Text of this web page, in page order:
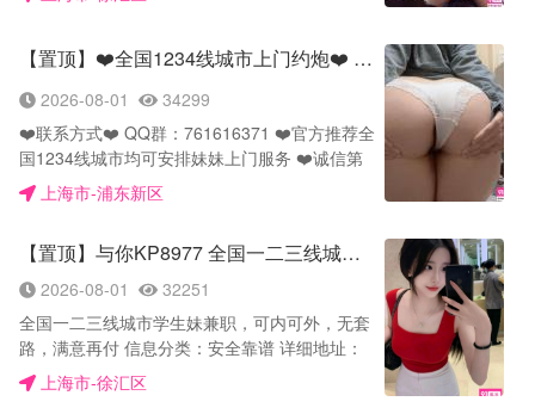
二刷，非常赞
用户放心约妹平台质检员已体验过照片无差服务
很棒！ ✅【客户反馈】：主打纯然少女粉胸马甲
线 蚂蚁腰酒杯腿 蜜桃臀，69式，一条龙，兼职
少女 极品天然脸极品身材，刚下海嫩妹.清纯美
少女.小清新.疯狂且又单纯的00后相信能给你不
一样的感觉.可爱的小萝莉；清纯漂亮，颜值高的
女学生；温婉体贴、高挑气质魅惑女人味 温柔姐
的女模特；各式女神，任您挑选，很少遇到这种
真实的，分享给各位狼友了，五星好评推荐🎆
厂妹. 少妇. 白领. 销售小姐. 00后. 教师. 御姐. 萝
莉. 资源丰富. 贴心挑选满意为止！ ✅【服务性
质】：图片与妹纸本人一模一样，货不对板 可免
费退换，诚信经营 玩过的都知道，很配合，好玩
水多多，很刺激，真诚约的添加联系，口嗨勿
扰！ ✅【服务项目】：鸳鸯浴，口交，足交，口
颜射，接吻，制服诱惑，丝袜，调情，做爱。 ✅
官方直营店，已在平台缴纳押金20万元，请各位
用户放心约妹平台质检员已体验过照片无差服务
很棒！ ✅【客户反馈】：主打纯然少女粉胸马甲
线 蚂蚁腰酒杯腿 蜜桃臀，69式，一条龙，兼职
少女.小清新.疯狂且又单纯的00后相信能给你不
https://huoyu.chat/ 火鱼号：WM112233 默往
你号：BB123000
599 免费送一粒伟哥，制服，丝袜，道具各种情
趣内衣—————————————— 三，服务
项目：鸳鸯浴，口交，足交，口爆，冰火，深
喉，波推，臀推，漫游，一字马，颜射，接吻，
制服诱惑，丝袜，调情，做爱。
全 (有自己的课室小区房也可安排上门外出)一手
资源丰富，全国一二线及部份三四线城市资源齐
全，只做高端优质，拒绝低端次品，不存在任何
欺诈 —————————————— 五，官方
直营店，已在平台缴纳押金20万元，请各位用户
放心约妹平台质检员已体验过照片无差服务很
【置顶】❤️全国1234线城市上门约炮❤️ 见面付无定金
2026-08-01
34299
❤️联系方式❤️ QQ群：761616371 ❤️官方推荐全
国1234线城市均可安排妹妹上门服务 ❤️诚信第
一❤️见面满意付款❤️官方直营店❤️ ❤️（经营宗
旨）让约爱零距离，让体验最快意.让品质最高
资源充足.女孩听话乖巧，能配合您的各种姿势.
多年好口碑只为服务您，【人到满意付款.不满意
制服诱惑，胸推，69莞式，毒龙，口爆，足交，
冰火 做爱一条龙服务… ❤️【小姐类型】学生妹.
工厂妹.少妇.白领.销售小姐.00后.模特.御姐.萝
上海市-浦东新区
【置顶】与你KP8977 全国一二三线城市学生妹兼职，无套路满意再付
2026-08-01
32251
全国一二三线城市学生妹兼职，可内可外，无套
路，满意再付 信息分类：安全靠谱 详细地址：
各城市地区可约 信息来源： 楼凤 外卖与否： 可
外可内 妹子数量：各城市有限量 妹子年龄：
上海市-徐汇区